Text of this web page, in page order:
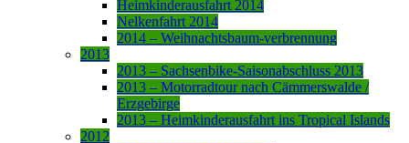
Heimkinderausfahrt 2014
Nelkenfahrt 2014
2014 – Weihnachtsbaum-verbrennung
2013
2013 – Sachsenbike-Saisonabschluss 2013
2013 – Motorradtour nach Cämmerswalde /
Erzgebirge
2013 – Heimkinderausfahrt ins Tropical Islands
2012